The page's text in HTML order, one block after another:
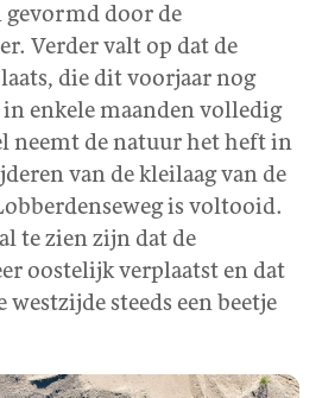
door de
Verder valt op dat de
die dit voorjaar nog
in enkele maanden volledig
neemt de natuur het heft in
van de kleilaag van de
is voltooid.
te zien zijn dat de
oostelijk verplaatst en dat
westzijde steeds een beetje